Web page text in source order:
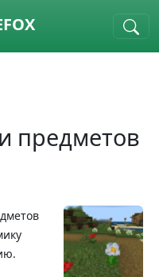
предметов